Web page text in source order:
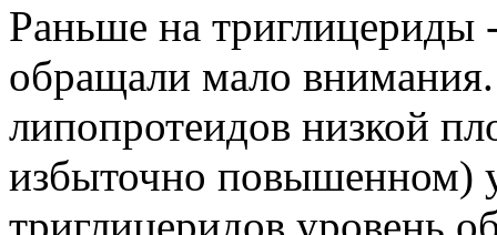
Раньше на триглицериды
обращали мало
липопротеидов низкой
избыточно повышенном)
триглицеридов уровень